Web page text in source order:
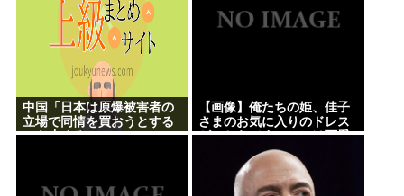
中国「日本は原爆被害者の
立場で同情を買おうとする
のを止めろ」
【画像】俺たちの姫、佳子
さまのお気に入りのドレス
がこちらです←コレは可愛
過ぎるw w w w w w w w